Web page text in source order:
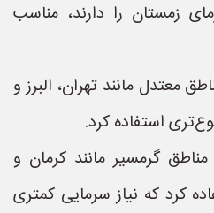
زمستان را دارند، مناسب
معتدل مانند تهران، البرز و
استفاده کرد.
گرمسیر مانند کرمان و
کرد که نیاز سرمایی کمتری